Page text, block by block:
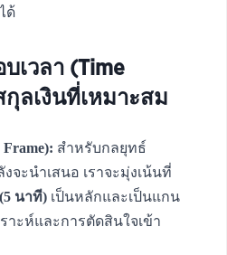
ด้
บเวลา (Time
กุลเงินที่เหมาะสม
สำหรับกลยุทธ์
งจะนำเสนอ เราจะมุ่งเน้นที่
นาที) เป็นหลักและเป็นแกน
าะห์และการตัดสินใจเข้า